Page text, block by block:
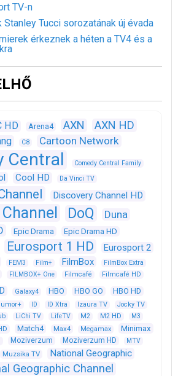
TV-n
Stanley Tucci sorozatának új évada
érkeznek a héten a TV4 és a
HD Arena4 AXN AXN HD
C8 Cartoon Network
Central Comedy Central Family
Cool HD Da Vinci TV
Discovery Channel HD
DoQ
Duna
Epic Drama Epic Drama HD
Eurosport 1 HD
Eurosport 2
FEM3 Film+ FilmBox FilmBox Extra
FILMBOX+ One Filmcafé Filmcafé HD
Galaxy4 HBO HBO GO HBO HD
ID ID Xtra Izaura TV
Jocky TV
LiChi TV LifeTV M2 M2 HD M3
Match4 Max4 Megamax Minimax
Moziverzum Moziverzum HD
MTV
Muzsika TV National Geographic
Geographic Channel